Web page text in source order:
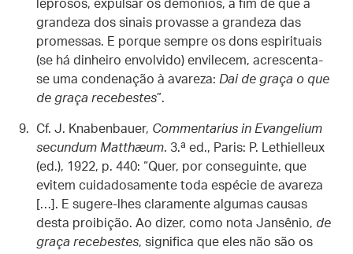
leprosos, expulsar os demônios, a fim de que a
grandeza dos sinais provasse a grandeza das
promessas. E porque sempre os dons espirituais
(se há dinheiro envolvido) envilecem, acrescenta-
se uma condenação à avareza: Dai de graça o que
de graça recebestes”.
Cf. J. Knabenbauer, Commentarius in Evangelium
secundum Matthæum. 3.ª ed., Paris: P. Lethielleux
(ed.), 1922, p. 440: “Quer, por conseguinte, que
evitem cuidadosamente toda espécie de avareza
[…]. E sugere-lhes claramente algumas causas
desta proibição. Ao dizer, como nota Jansênio, de
graça recebestes, significa que eles não são os